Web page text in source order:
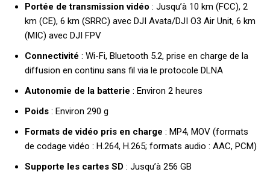
Portée de transmission vidéo : Jusqu’à 10 km (FCC), 2
km (CE), 6 km (SRRC) avec DJI Avata/DJI O3 Air Unit, 6 km
(MIC) avec DJI FPV
Connectivité : Wi-Fi, Bluetooth 5.2, prise en charge de la
diffusion en continu sans fil via le protocole DLNA
Autonomie de la batterie : Environ 2 heures
Poids : Environ 290 g
Formats de vidéo pris en charge : MP4, MOV (formats
de codage vidéo : H.264, H.265; formats audio : AAC, PCM)
Supporte les cartes SD : Jusqu’à 256 GB